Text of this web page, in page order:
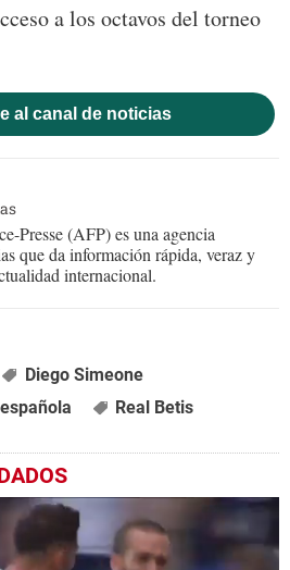
a los octavos del torneo
al canal de noticias
Presse (AFP) es una agencia
que da información rápida, veraz y
internacional.
Diego Simeone
Real Betis